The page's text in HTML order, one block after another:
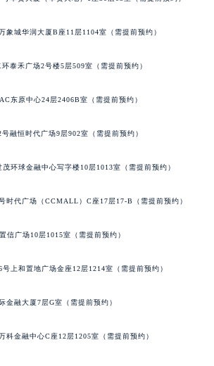
象城华润大厦B座11层1104室（需提前预约）
泰禾广场2号楼5层509室（需提前预约）
东原中心24层2406B室（需提前预约）
融恒时代广场9层902室（需提前预约）
环球金融中心写字楼10层1013室（需提前预约）
时代广场（CCMALL）C座17层17-B（需提前预约）
信广场10层1015室（需提前预约）
上和置地广场金座12层1214室（需提前预约）
金融大厦7层G室（需提前预约）
科金融中心C座12层1205室（需提前预约）